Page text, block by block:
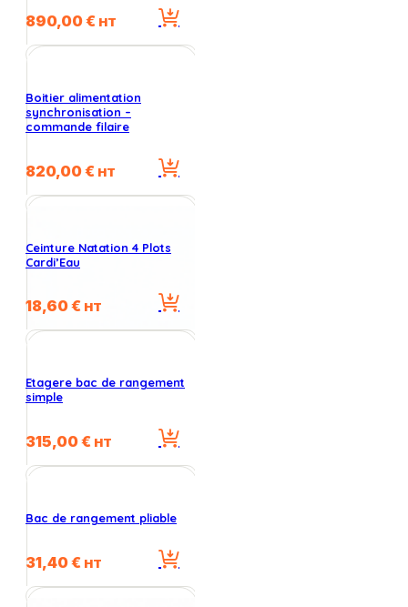
890,00€ HT
Boitier alimentation
synchronisation –
commande filaire
820,00€ HT
Ceinture Natation 4 Plots
Cardi’Eau
18,60€ HT
Etagere bac de rangement
simple
315,00€ HT
Bac de rangement pliable
31,40€ HT